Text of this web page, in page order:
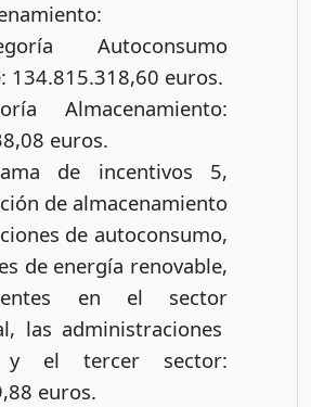
Autoconsumo
134.815.318,60 euros.
Almacenamiento:
euros.
de incentivos 5,
de almacenamiento
de autoconsumo,
de energía renovable,
en el sector
las administraciones
y el tercer sector:
euros.